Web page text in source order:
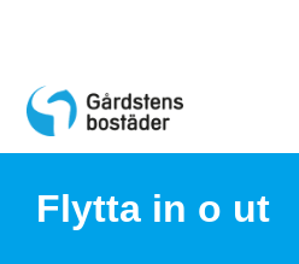
c
Flytta in o ut